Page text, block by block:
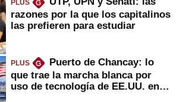
PLUS G
razones por la que los capitalinos
las prefieren para estudiar
PLUS G
Puerto de Chancay: lo
que trae la marcha blanca por
uso de tecnología de EE.UU. en